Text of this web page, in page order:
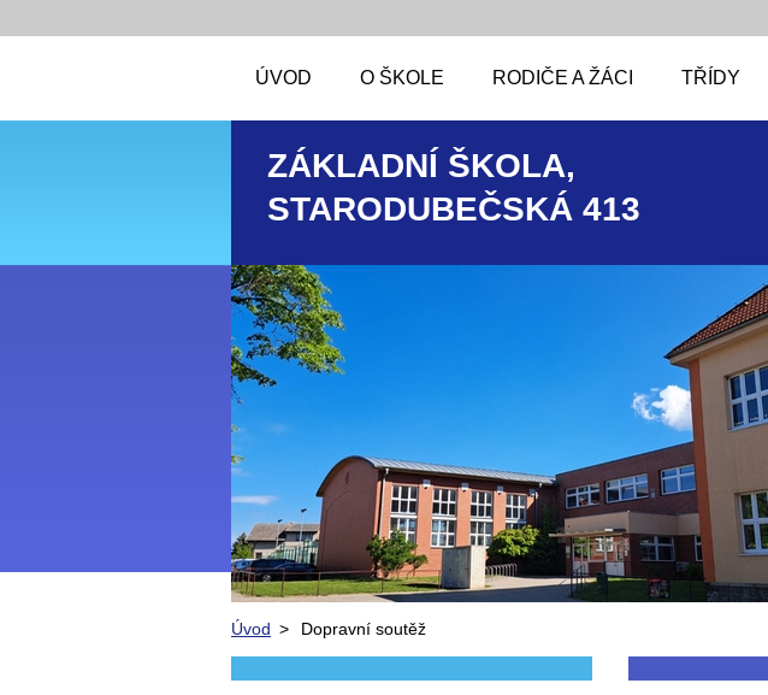
ÚVOD O ŠKOLE RODIČE A ŽÁCI TŘÍDY
ZÁKLADNÍ ŠKOLA,
STARODUBEČSKÁ 413
Úvod > Dopravní soutěž